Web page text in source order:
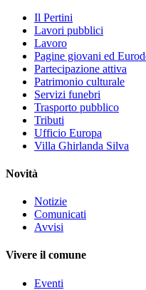
Il Pertini
Lavori pubblici
Lavoro
Pagine giovani ed
Partecipazione attiva
Patrimonio culturale
Servizi funebri
Trasporto pubblico
Tributi
Ufficio Europa
Villa Ghirlanda Silva
Novità
Notizie
Comunicati
Avvisi
Vivere il comune
Eventi